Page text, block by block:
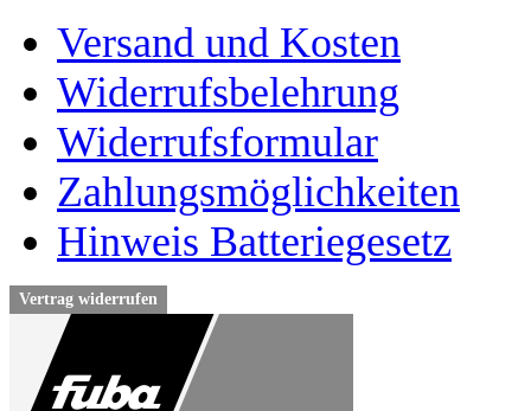
Versand und Kosten
Widerrufsbelehrung
Widerrufsformular
Zahlungsmöglichkeiten
Hinweis Batteriegesetz
Vertrag widerrufen